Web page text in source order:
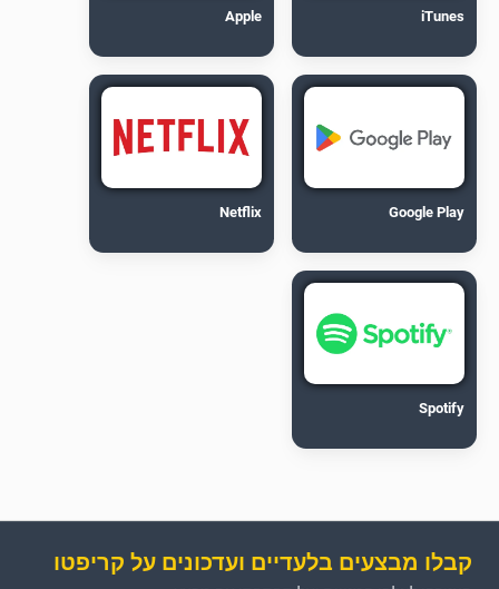
iTunes
Apple
Google Play
Netflix
Spotify
קבלו מבצעים בלעדיים ועדכונים על קריפטו